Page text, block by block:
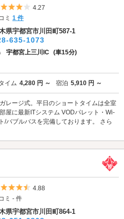
5つ星のうち4
4.27
ミ1 件
県宇都宮市川田町587-1
635-1073
宇都宮上三川IC (車15分)
イム 4,280 円 ～ 宿泊 5,910 円 ～
レージ式。平日のショートタイムは全室
屋に最新ITシステム VODパレット・Wi-
/バブルバスを完備しております。 さら
5つ星のうち4.5
4.88
ミ - 件
県宇都宮市川田町864-1